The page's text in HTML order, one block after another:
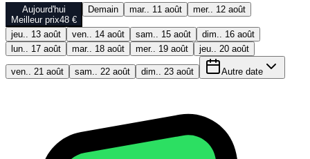
Aujourd'hui
Meilleur prix48 €
Demain mar.. 11 août mer.. 12 août
jeu.. 13 août ven.. 14 août sam.. 15 août
dim.. 16 août
lun.. 17 août
mar.. 18 août mer.. 19 août jeu.. 20 août
ven.. 21 août sam.. 22 août dim.. 23 août Autre date